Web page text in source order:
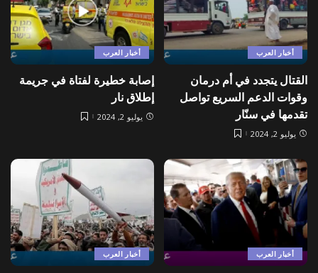
أخبار العرب
القتال يتجدد في أم درمان
وقوات الدعم السريع تواصل
تقدمها في سنّار
يوليو 2, 2024
أخبار العرب
إصابة خطيرة لفتاة في جريمة
إطلاق نار
يوليو 2, 2024
أخبار العرب أخبار العرب